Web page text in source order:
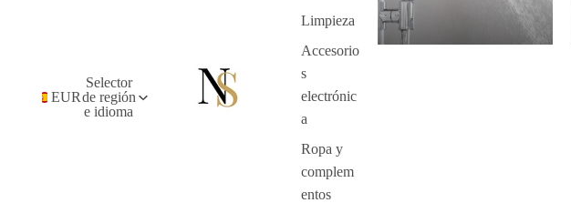
EUR
Selector
de región
e idioma
Limpieza
Accesorio
s
electrónic
a
Ropa y
complem
entos